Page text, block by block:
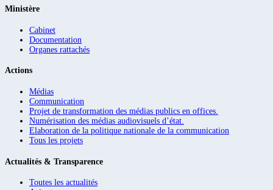
Ministère
Cabinet
Documentation
Organes rattachés
Actions
Médias
Communication
Projet de transformation des médias publics en offices.
Numérisation des médias audiovisuels d’état.
Elaboration de la politique nationale de la communication
Tous les projets
Actualités & Transparence
Toutes les actualités